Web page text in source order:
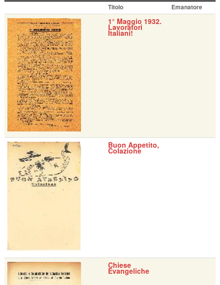
Titolo Emanatore
1° Maggio 1932.
Lavoratori
Italiani!
Buon Appetito,
Colazione
Chiese
Evangeliche